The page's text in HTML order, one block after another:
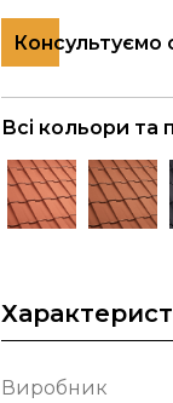
Консультуємо
Всі кольори та
Виробник